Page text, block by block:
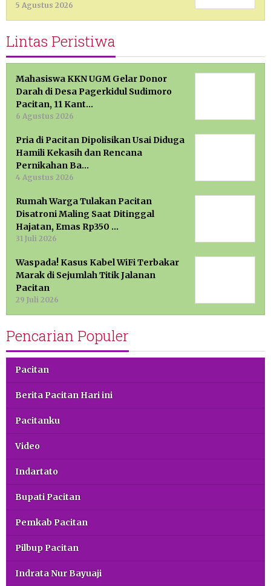
5 Agustus 2026
Lintas Peristiwa
Mahasiswa KKN UGM Gelar Donor
Darah di Desa Pagerkidul Sudimoro
Pacitan, 11 Kant…
6 Agustus 2026
Pria di Pacitan Dipolisikan Usai Diduga
Hamili Kekasih dan Rencana
Pernikahan Ba…
4 Agustus 2026
Rumah Warga Tulakan Pacitan
Disatroni Maling Saat Ditinggal
Hajatan, Emas Rp350 …
31 Juli 2026
Waspada! Kasus Kabel WiFi Terbakar
Marak di Sejumlah Titik Jalanan
Pacitan
29 Juli 2026
Pencarian Populer
Pacitan
Berita Pacitan Hari ini
Pacitanku
Video
Indartato
Bupati Pacitan
Pemkab Pacitan
Pilbup Pacitan
Indrata Nur Bayuaji